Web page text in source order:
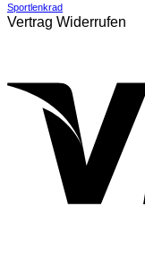
Sportlenkrad
Vertrag Widerrufen